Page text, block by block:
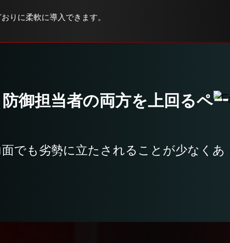
りに柔軟に導入できます。
御担当者の両方を上回るペー
でも劣勢に立たされることが少なくあ